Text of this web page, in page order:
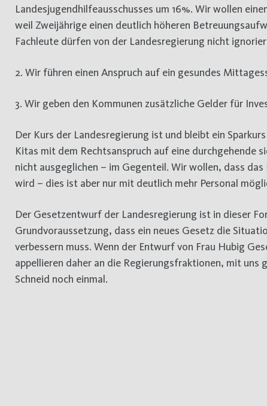
Landesjugendhilfeausschusses um 16%. Wir wollen
weil Zweijährige einen deutlich höheren
Fachleute dürfen von der Landesregierung nicht
2. Wir führen einen Anspruch auf ein gesundes
3. Wir geben den Kommunen zusätzliche Gelder für
Der Kurs der Landesregierung ist und bleibt ein
Kitas mit dem Rechtsanspruch auf eine durchgehende
nicht ausgeglichen – im Gegenteil. Wir wollen, dass
wird – dies ist aber nur mit deutlich mehr Personal
Der Gesetzentwurf der Landesregierung ist in dieser
Grundvoraussetzung, dass ein neues Gesetz die
verbessern muss. Wenn der Entwurf von Frau Hubig
appellieren daher an die Regierungsfraktionen, mit
Schneid noch einmal.